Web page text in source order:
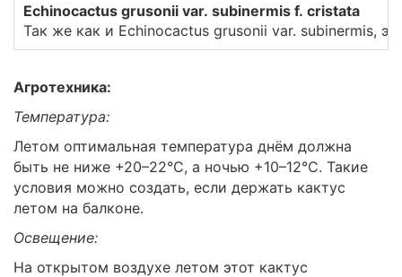
Echinocactus grusonii var. subinermis f. cristata
Так же как и Echinocactus grusonii var. subinermis,
Агротехника:
Температура:
Летом оптимальная температура днём должна
быть не ниже +20–22°C, а ночью +10–12°C. Такие
условия можно создать, если держать кактус
летом на балконе.
Освещение:
На открытом воздухе летом этот кактус